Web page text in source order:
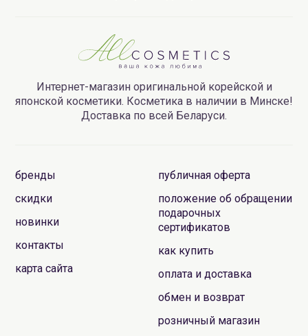
Интернет-магазин оригинальной корейской и
японской косметики. Косметика в наличии в Минске!
Доставка по всей Беларуси.
бренды
скидки
новинки
контакты
карта сайта
публичная оферта
положение об обращении
подарочных
сертификатов
как купить
оплата и доставка
обмен и возврат
розничный магазин